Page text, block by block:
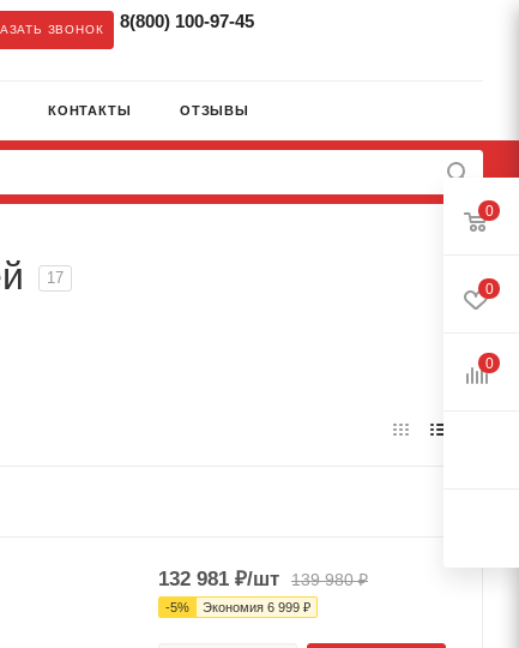
ЗВОНОК 8(800) 100-97-45
КОНТАКТЫ ОТЗЫВЫ
17
132 981 ₽/шт 139 980₽
-5% Экономия 6 999 ₽
0
0
0